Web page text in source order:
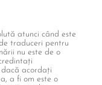
atunci când este
traduceri pentru
nu este de o
dacă acordați
a fi om este o